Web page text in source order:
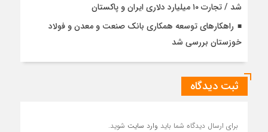
شد / تجارت ۱۰ میلیارد دلاری ایران و پاکستان
راهکارهای توسعه همکاری بانک صنعت و معدن و فولاد
خوزستان بررسی شد
ثبت دیدگاه
برای ارسال دیدگاه شما باید وارد سایت شوید.